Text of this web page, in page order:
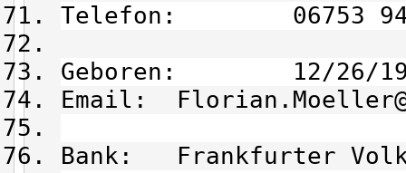
Telefon: 06753 94
Geboren: 12/26/
Email:
Bank: Frankfurter